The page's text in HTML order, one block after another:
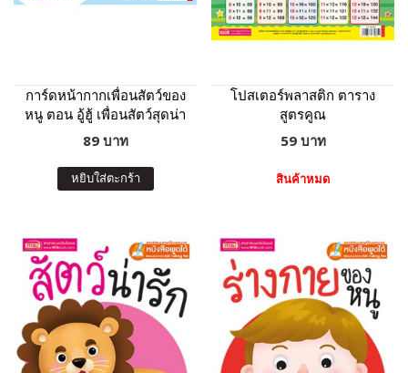
การ์ดหน้ากากเพื่อนสัตว์ของ
หนู ตอน อู้ฮู้ เพื่อนสัตว์สุดน่า
รัก
89 บาท
หยิบใส่ตะกร้า
โปสเตอร์พลาสติก ตาราง
สูตรคูณ
59 บาท
สินค้าหมด